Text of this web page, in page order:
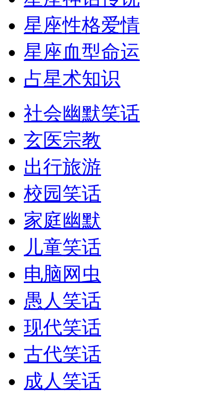
星座性格爱情
星座血型命运
占星术知识
社会幽默笑话
玄医宗教
出行旅游
校园笑话
家庭幽默
儿童笑话
电脑网虫
愚人笑话
现代笑话
古代笑话
成人笑话